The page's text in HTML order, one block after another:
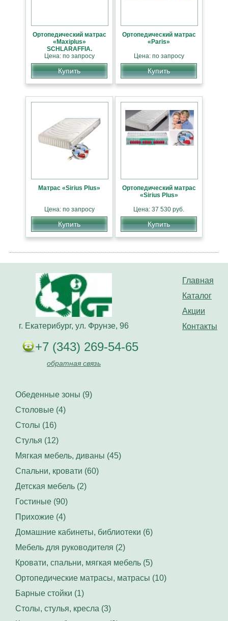
Ортопедический матрас
«Maxiplus»
SCHLARAFFIA.
Цена: по запросу
Купить
Ортопедический матрас
«Paris»
Цена: по запросу
Купить
Матрас «Sirius Plus»
Цена: по запросу
Купить
Ортопедический матрас
«Sirius Plus»
Цена: 37 530 руб.
Купить
Главная
Каталог
Акции
Контакты
г. Екатерибург, ул. Фрунзе, 96
+7 (343) 269-54-65
обратная связь
Обеденные зоны (9)
Столовые (4)
Столы (16)
Стулья (12)
Мягкая мебель, диваны (45)
Спальни, кровати (60)
Детская мебель (2)
Гостиные (90)
Прихожие (4)
Домашние кабинеты, библиотеки (6)
Мебель для руководителя (2)
Кровати, спальни, мягкая мебель (5)
Ортопедические матрасы, матрасы (10)
Барные стойки (1)
Столы, стулья, кресла (3)